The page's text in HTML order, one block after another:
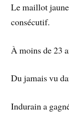
Le maillot
consécutif.
À moins de 23
Du jamais vu
Indurain a